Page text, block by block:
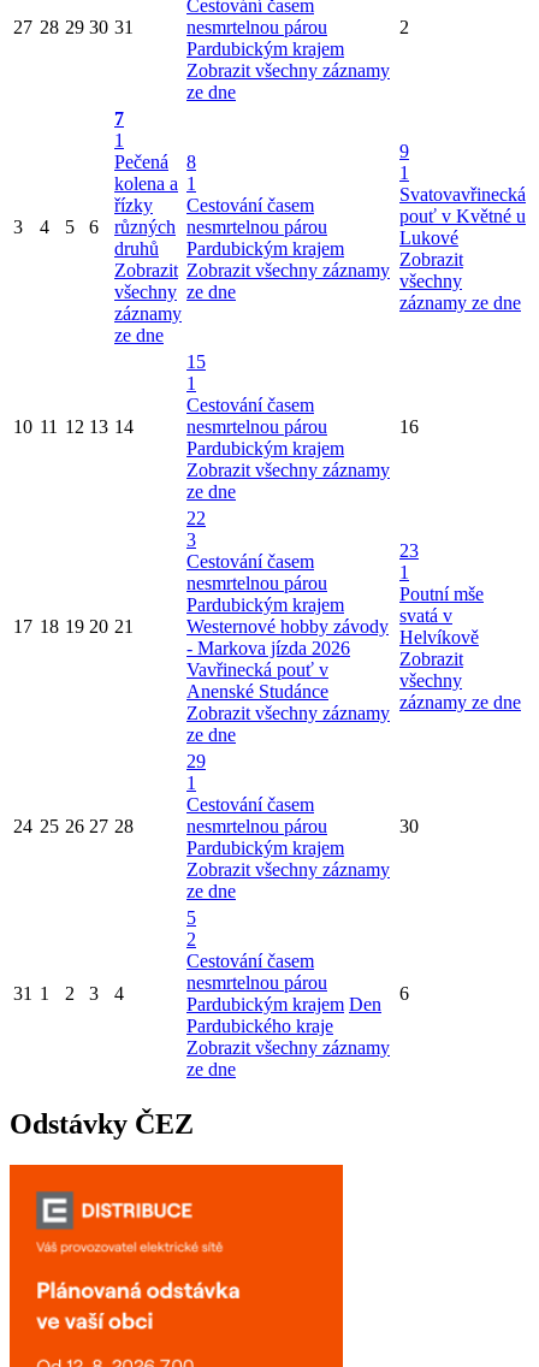
27 28 29 30 31
Cestování časem
nesmrtelnou párou
Pardubickým krajem
Zobrazit všechny záznamy
ze dne
2
3 4 5 6
7
1
Pečená
kolena a
řízky
různých
druhů
Zobrazit
všechny
záznamy
ze dne
8
1
Cestování časem
nesmrtelnou párou
Pardubickým krajem
Zobrazit všechny záznamy
ze dne
9
1
Svatovavřinecká
pouť v Květné u
Lukové
Zobrazit
všechny
záznamy ze dne
10 11 12 13 14
15
1
Cestování časem
nesmrtelnou párou
Pardubickým krajem
Zobrazit všechny záznamy
ze dne
16
17 18 19 20 21
22
3
Cestování časem
nesmrtelnou párou
Pardubickým krajem
Westernové hobby závody
- Markova jízda 2026
Vavřinecká pouť v
Anenské Studánce
Zobrazit všechny záznamy
ze dne
23
1
Poutní mše
svatá v
Helvíkově
Zobrazit
všechny
záznamy ze dne
24 25 26 27 28
29
1
Cestování časem
nesmrtelnou párou
Pardubickým krajem
Zobrazit všechny záznamy
ze dne
30
31 1 2 3 4
5
2
Cestování časem
nesmrtelnou párou
Pardubickým krajem Den
Pardubického kraje
Zobrazit všechny záznamy
ze dne
6
Odstávky ČEZ